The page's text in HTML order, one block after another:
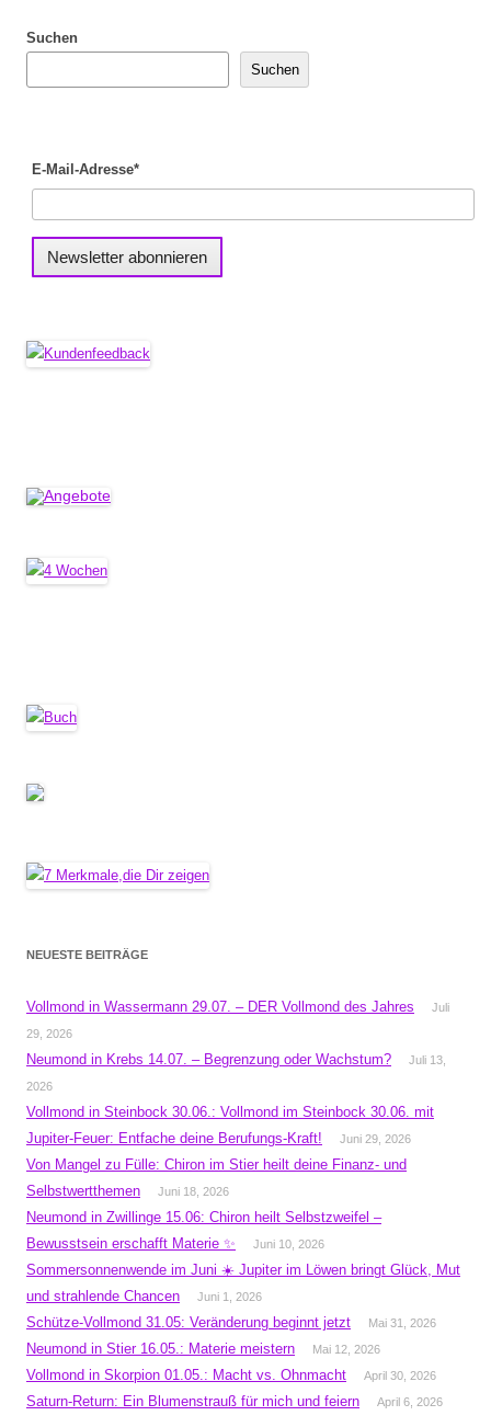
Suchen
Suchen
E-Mail-Adresse*
NEUESTE BEITRÄGE
Vollmond in Wassermann 29.07. – DER Vollmond des Jahres
Juli
29, 2026
Neumond in Krebs 14.07. – Begrenzung oder Wachstum?
Juli 13,
2026
Vollmond in Steinbock 30.06.: Vollmond im Steinbock 30.06. mit
Jupiter-Feuer: Entfache deine Berufungs-Kraft!
Juni 29, 2026
Von Mangel zu Fülle: Chiron im Stier heilt deine Finanz- und
Selbstwertthemen
Juni 18, 2026
Neumond in Zwillinge 15.06: Chiron heilt Selbstzweifel –
Bewusstsein erschafft Materie ✨
Juni 10, 2026
Sommersonnenwende im Juni ☀️ Jupiter im Löwen bringt Glück, Mut
und strahlende Chancen
Juni 1, 2026
Schütze-Vollmond 31.05: Veränderung beginnt jetzt Mai 31, 2026
Neumond in Stier 16.05.: Materie meistern Mai 12, 2026
Vollmond in Skorpion 01.05.: Macht vs. Ohnmacht April 30, 2026
Saturn-Return: Ein Blumenstrauß für mich und feiern April 6, 2026